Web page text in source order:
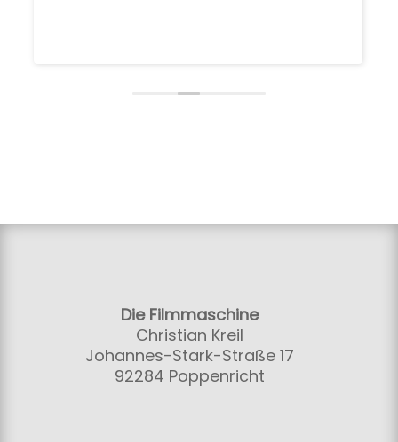
Die Filmmaschine
Christian Kreil
Johannes-Stark-Straße 17
92284 Poppenricht